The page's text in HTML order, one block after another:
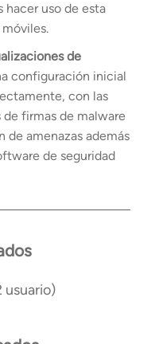
hacer uso de esta
de
configuración inicial
con las
firmas de malware
de amenazas además
de seguridad
usuario)